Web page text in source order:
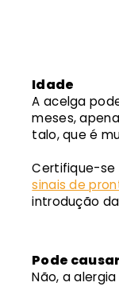
Idade
A acelga
meses,
talo, que é
Certifique-se
sinais de
introdução
Pode
Não, a